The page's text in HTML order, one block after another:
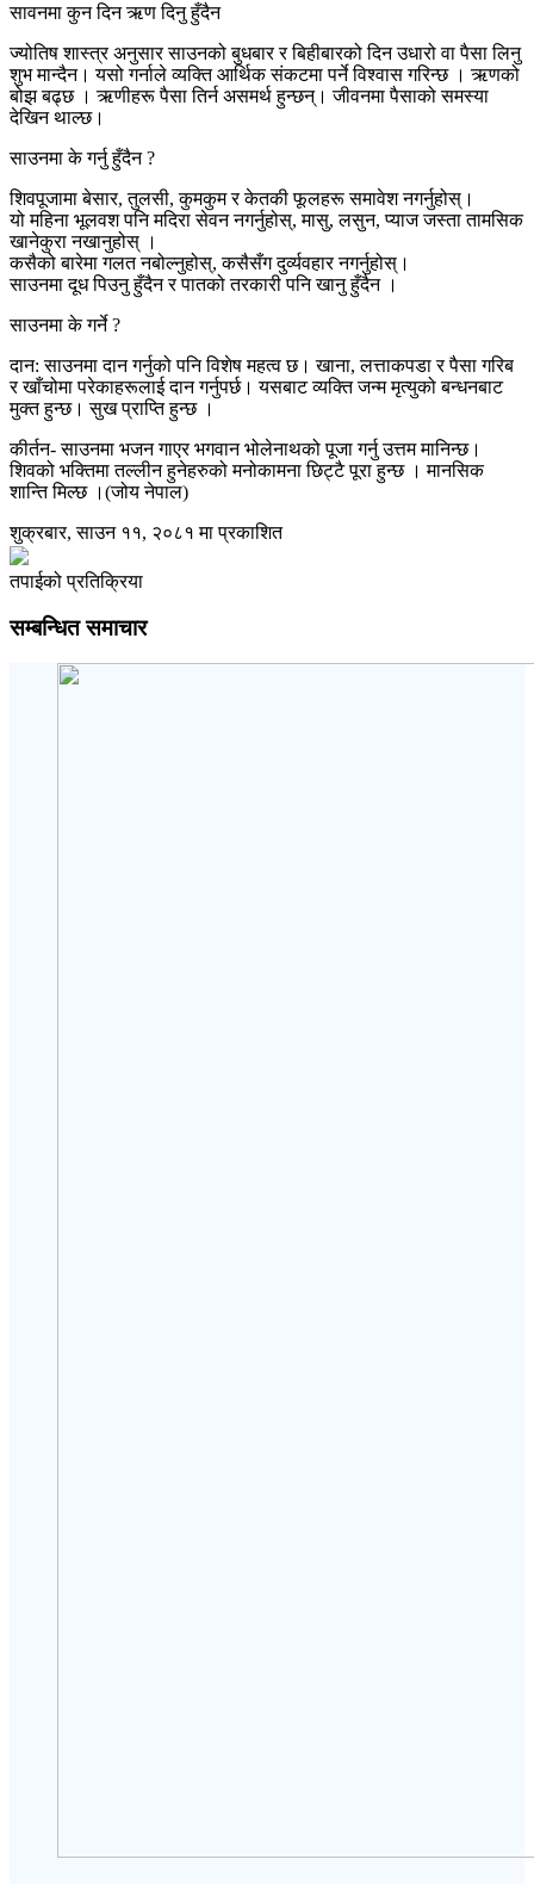
सावनमा कुन दिन ऋण दिनु हुँदैन
ज्योतिष शास्त्र अनुसार साउनको बुधबार र बिहीबारको दिन उधारो वा पैसा लिनु
शुभ मान्दैन। यसो गर्नाले व्यक्ति आर्थिक संकटमा पर्ने विश्वास गरिन्छ । ऋणको
बोझ बढ्छ । ऋणीहरू पैसा तिर्न असमर्थ हुन्छन्। जीवनमा पैसाको समस्या
देखिन थाल्छ।
साउनमा के गर्नु हुँदैन ?
शिवपूजामा बेसार, तुलसी, कुमकुम र केतकी फूलहरू समावेश नगर्नुहोस्।
यो महिना भूलवश पनि मदिरा सेवन नगर्नुहोस्, मासु, लसुन, प्याज जस्ता तामसिक
खानेकुरा नखानुहोस् ।
कसैको बारेमा गलत नबोल्नुहोस्, कसैसँग दुर्व्यवहार नगर्नुहोस्।
साउनमा दूध पिउनु हुँदैन र पातको तरकारी पनि खानु हुँदैन ।
साउनमा के गर्ने ?
दान: साउनमा दान गर्नुको पनि विशेष महत्व छ। खाना, लत्ताकपडा र पैसा गरिब
र खाँचोमा परेकाहरूलाई दान गर्नुपर्छ। यसबाट व्यक्ति जन्म मृत्युको बन्धनबाट
मुक्त हुन्छ। सुख प्राप्ति हुन्छ ।
कीर्तन- साउनमा भजन गाएर भगवान भोलेनाथको पूजा गर्नु उत्तम मानिन्छ।
शिवको भक्तिमा तल्लीन हुनेहरुको मनोकामना छिट्टै पूरा हुन्छ । मानसिक
शान्ति मिल्छ ।(जोय नेपाल)
शुक्रबार, साउन ११, २०८१ मा प्रकाशित
तपाईको प्रतिक्रिया
सम्बन्धित समाचार